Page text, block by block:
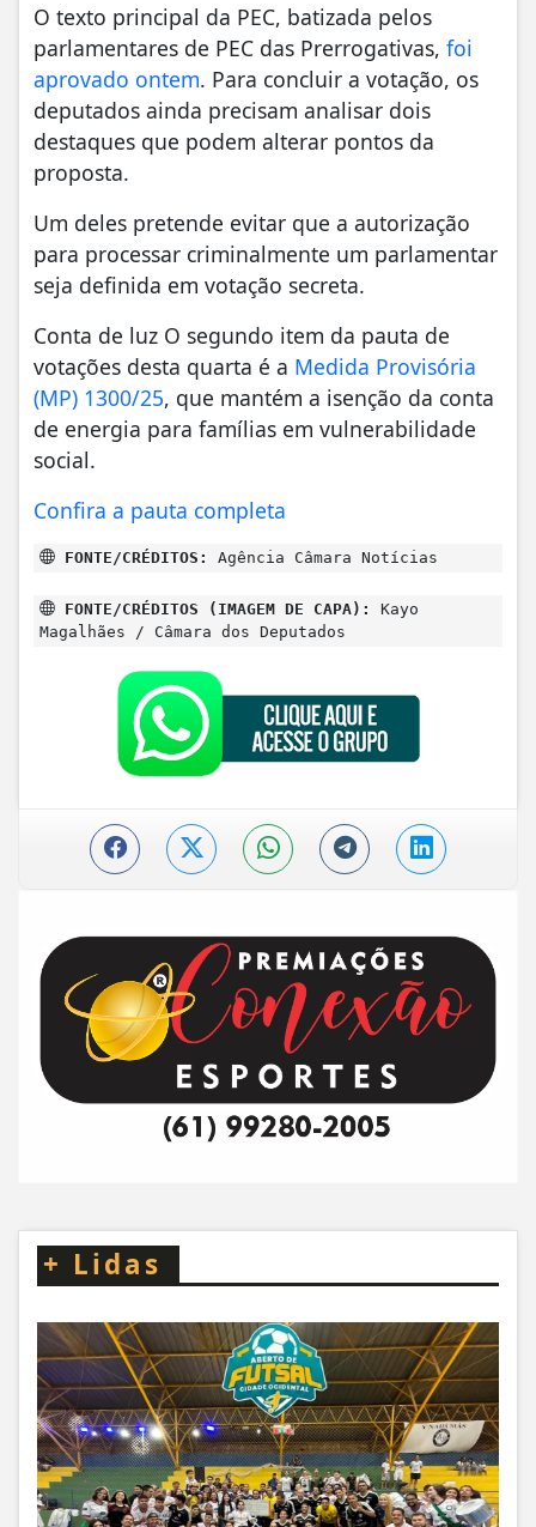
O texto principal da PEC, batizada pelos
parlamentares de PEC das Prerrogativas, foi
aprovado ontem. Para concluir a votação, os
deputados ainda precisam analisar dois
destaques que podem alterar pontos da
proposta.
Um deles pretende evitar que a autorização
para processar criminalmente um parlamentar
seja definida em votação secreta.
Conta de luz O segundo item da pauta de
votações desta quarta é a Medida Provisória
(MP) 1300/25, que mantém a isenção da conta
de energia para famílias em vulnerabilidade
social.
Confira a pauta completa
FONTE/CRÉDITOS: Agência Câmara Notícias
FONTE/CRÉDITOS (IMAGEM DE CAPA):
Kayo
Magalhães / Câmara dos Deputados
+ Lidas